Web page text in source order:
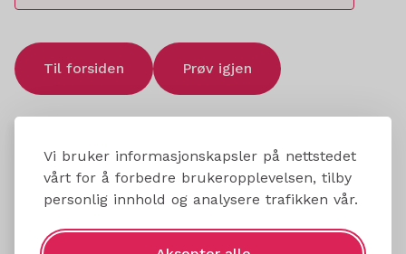
Vi bruker informasjonskapsler på nettstedet
vårt for å forbedre brukeropplevelsen, tilby
personlig innhold og analysere trafikken vår.
Til forsiden Prøv igjen